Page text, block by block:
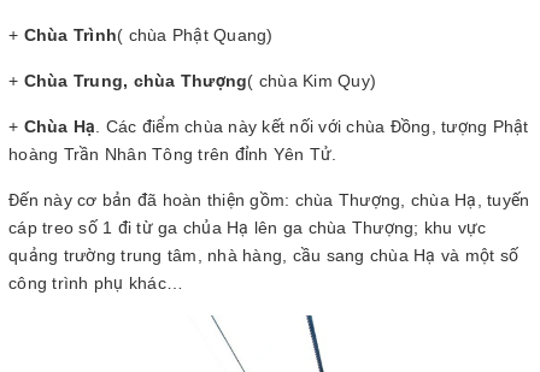
+ Chùa Trình( chùa Phật Quang)
+ Chùa Trung, chùa Thượng( chùa Kim Quy)
+ Chùa Hạ . Các điểm chùa này kết nối với chùa Đồng, tượng Phật
hoàng Trần Nhân Tông trên đỉnh Yên Tử.
Đến này cơ bản đã hoàn thiện gồm: chùa Thượng, chùa Hạ, tuyến
cáp treo số 1 đi từ ga chủa Hạ lên ga chùa Thượng; khu vực
quảng trường trung tâm, nhà hàng, cầu sang chùa Hạ và một số
công trình phụ khác…